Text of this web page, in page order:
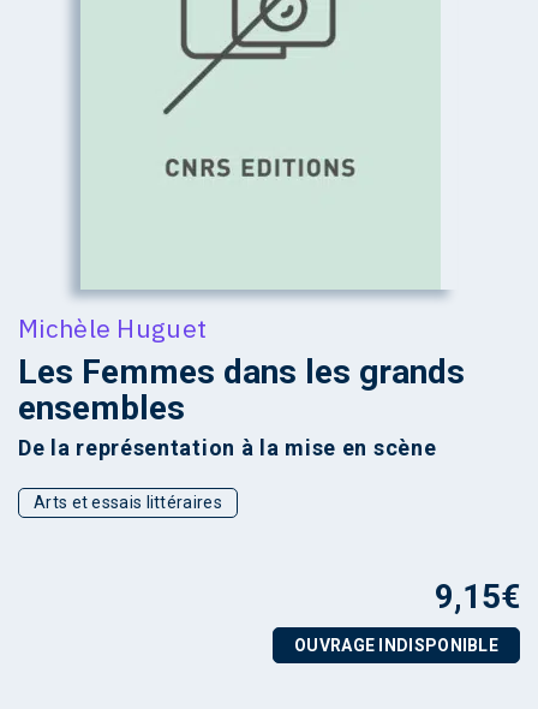
Michèle Huguet
Les Femmes dans les grands
ensembles
De la représentation à la mise en scène
Arts et essais littéraires
9,15€
OUVRAGE INDISPONIBLE